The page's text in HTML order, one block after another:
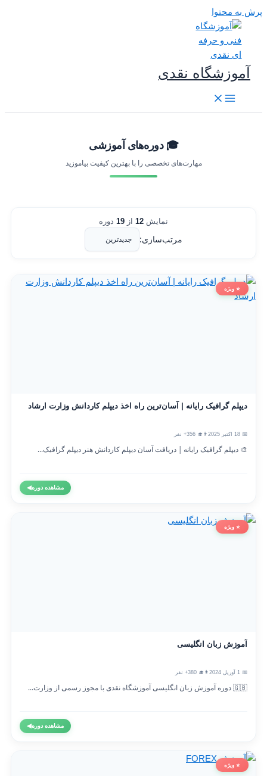
به محتوا
آموزشگاه نقدی
🎓 دوره‌های آموزشی
مهارت‌های تخصصی را با بهترین کیفیت بیاموزید
نمایش12 از 19 دوره
مرتب‌سازی:
⭐ ویژه
دیپلم گرافیک رایانه | آسان‌ترین راه اخذ دیپلم کاردانش وزارت ارشاد
👨‍🎓 356+ نفر
🎨 دیپلم گرافیک رایانه | دریافت آسان دیپلم کاردانش هنر دیپلم گرافیک...
مشاهده دوره◀
⭐ ویژه
آموزش زبان انگلیسی
👨‍🎓 380+ نفر
🇬🇧 دوره آموزش زبان انگلیسی آموزشگاه نقدی با مجوز رسمی از وزارت...
مشاهده دوره◀
⭐ ویژه